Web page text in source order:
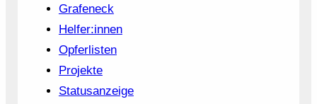
Grafeneck
Helfer:innen
Opferlisten
Projekte
Statusanzeige